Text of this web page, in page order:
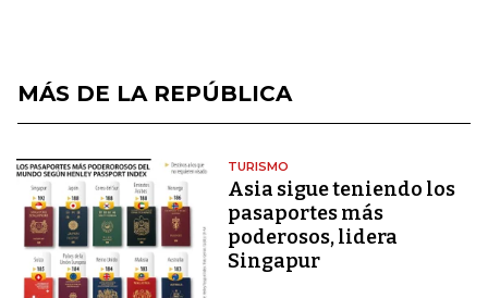
MÁS DE LA REPÚBLICA
TURISMO
Asia sigue teniendo los
pasaportes más
poderosos, lidera
Singapur